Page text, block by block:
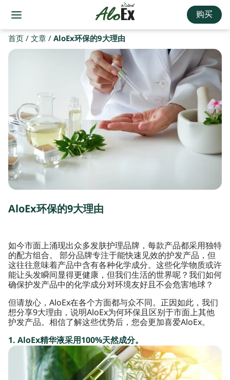
购买
首页/文章/AloEx环保的9大理由
AloEx环保的9大理由
如今市面上涌现出众多发肤护理品牌，每款产品都采用独特
的配方组合。 部分品牌专注于能快速见效的护发产品，但
这往往意味着产品中含有各种化学成分。这些化学物质或许
能让头发瞬间显得更健康，但我们生活的世界呢？我们如何
确保护发产品中的化学成分对环境友好且不会危害地球？
但请放心，AloEx在各个方面都与众不同。正因如此，我们
想分享9大理由，说明AloEx为何环保且区别于市面上其他
护发产品。相信了解这些优势后，您会更加喜爱AloEx。
1. AloEx精华液采用100%天然成分。